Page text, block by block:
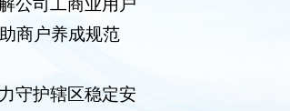
公司工商业用户
商户养成规范
守护辖区稳定安